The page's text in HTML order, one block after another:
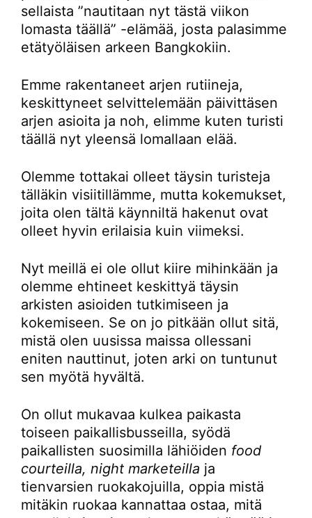
sellaista ”nautitaan nyt tästä viikon
lomasta täällä” -elämää, josta palasimme
etätyöläisen arkeen Bangkokiin.
Emme rakentaneet arjen rutiineja,
keskittyneet selvittelemään päivittäsen
arjen asioita ja noh, elimme kuten turisti
täällä nyt yleensä lomallaan elää.
Olemme tottakai olleet täysin turisteja
tälläkin visiitillämme, mutta kokemukset,
joita olen tältä käynniltä hakenut ovat
olleet hyvin erilaisia kuin viimeksi.
Nyt meillä ei ole ollut kiire mihinkään ja
olemme ehtineet keskittyä täysin
arkisten asioiden tutkimiseen ja
kokemiseen. Se on jo pitkään ollut sitä,
mistä olen uusissa maissa ollessani
eniten nauttinut, joten arki on tuntunut
sen myötä hyvältä.
On ollut mukavaa kulkea paikasta
toiseen paikallisbusseilla, syödä
paikallisten suosimilla lähiöiden food
courteilla, night marketeilla ja
tienvarsien ruokakojuilla, oppia mistä
mitäkin ruokaa kannattaa ostaa, mitä